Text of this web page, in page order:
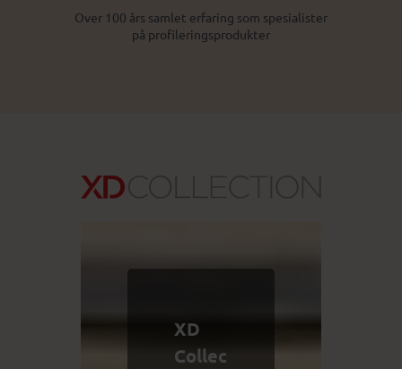
Over 100 års samlet erfaring som spesialister
på profileringsprodukter
XD
Collec